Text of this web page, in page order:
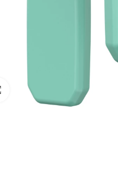
Натисніть, щоб збільшити